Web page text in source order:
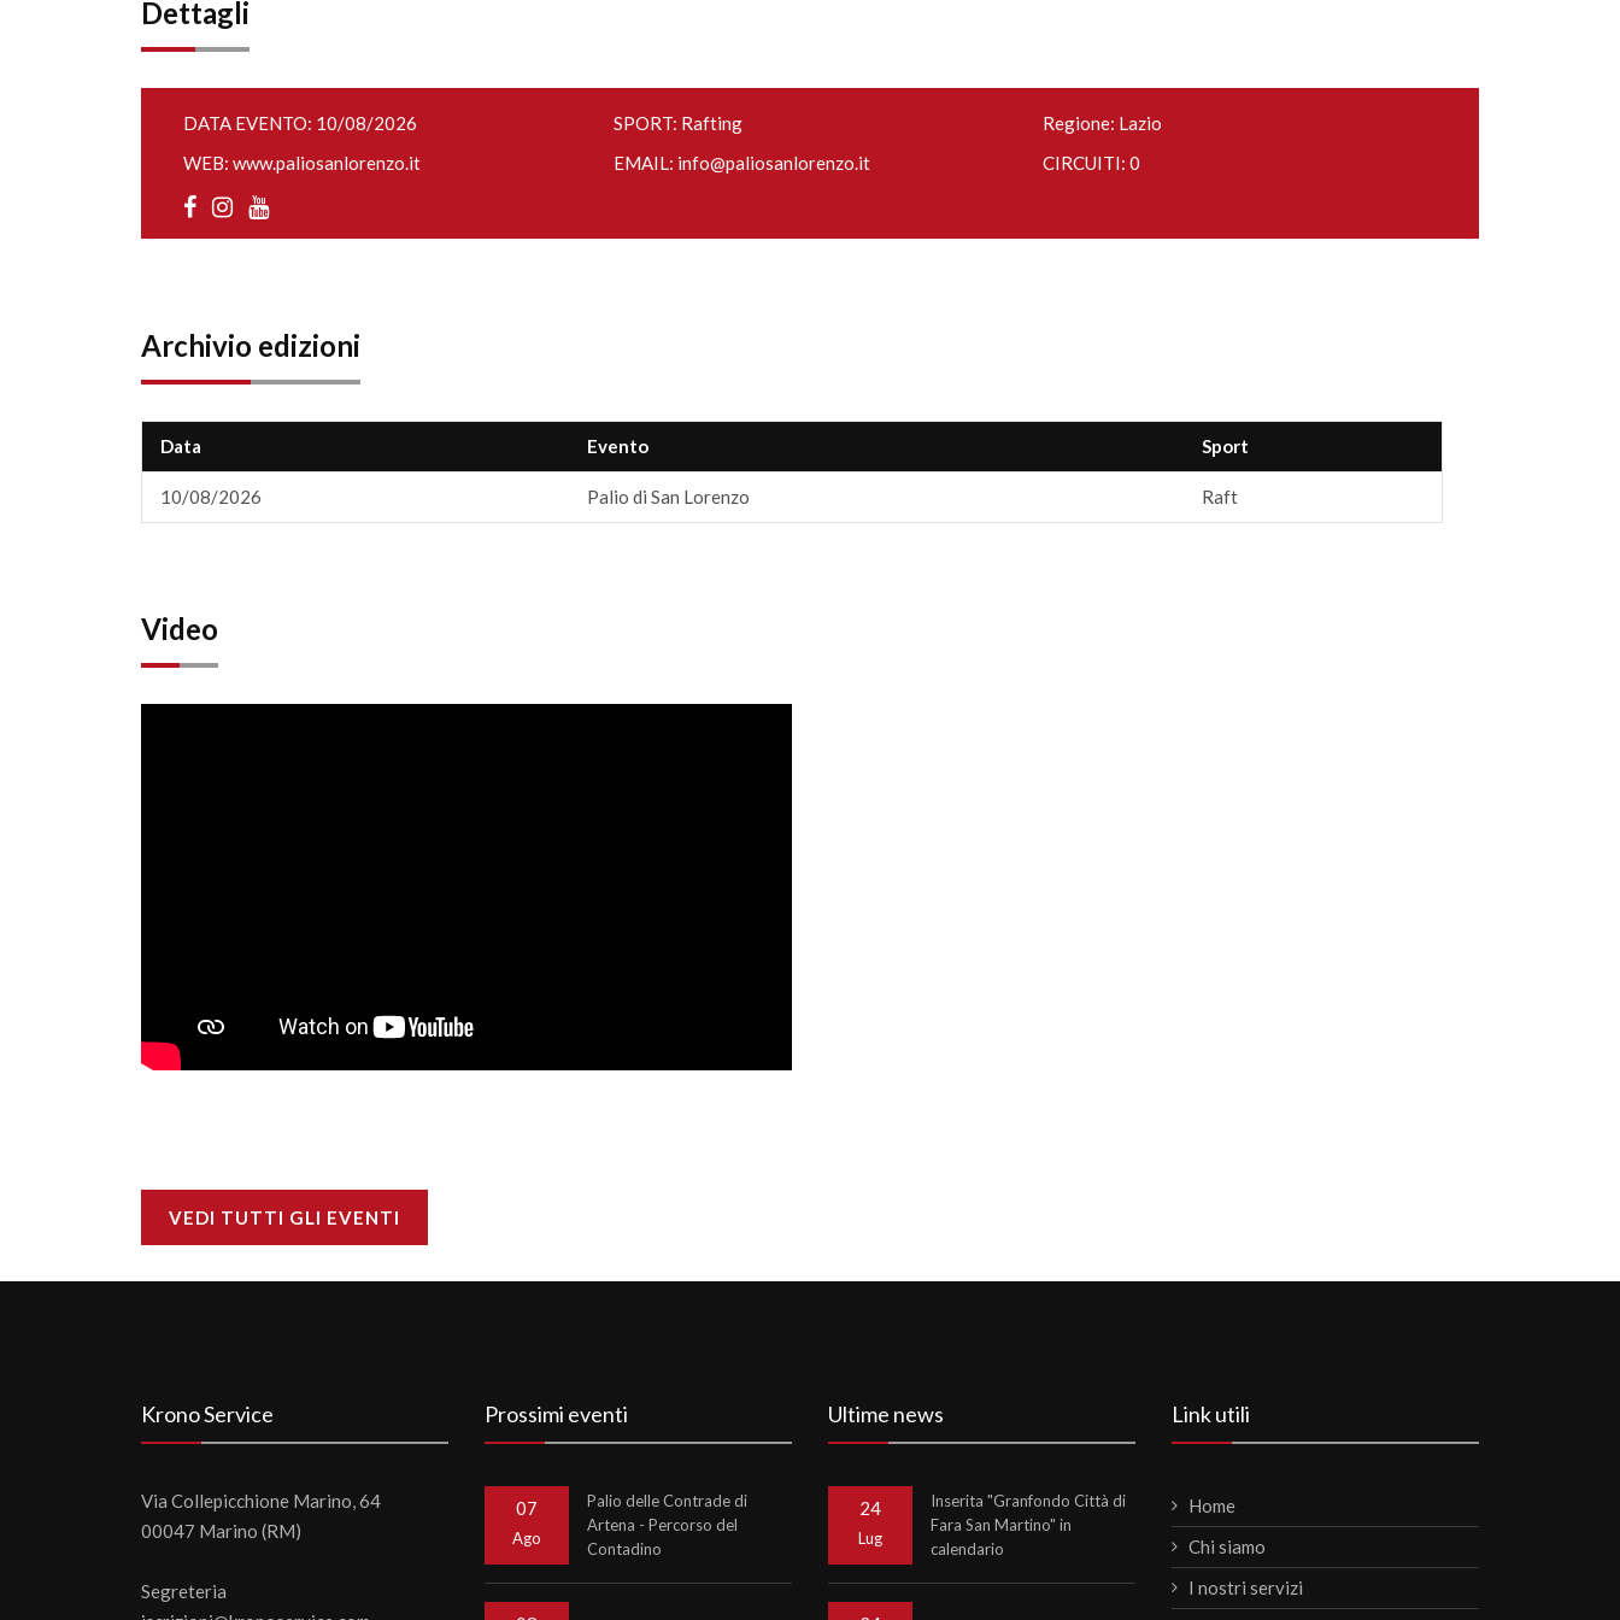
Dettagli
DATA EVENTO: 10/08/2026 SPORT: Rafting
Regione: Lazio
WEB: www.paliosanlorenzo.it EMAIL: info@paliosanlorenzo.it CIRCUITI: 0
Archivio edizioni
Data Evento Sport
10/08/2026 Palio di San Lorenzo Raft
Video
VEDI TUTTI GLI EVENTI
Krono Service
Via Collepicchione Marino, 64
00047 Marino (RM)
Segreteria
Prossimi eventi
07
Ago
Palio delle Contrade di
Artena - Percorso del
Contadino
Ultime news
24
Lug
Inserita "Granfondo Città di
Fara San Martino" in
calendario
Link utili
Home
Chi siamo
I nostri servizi